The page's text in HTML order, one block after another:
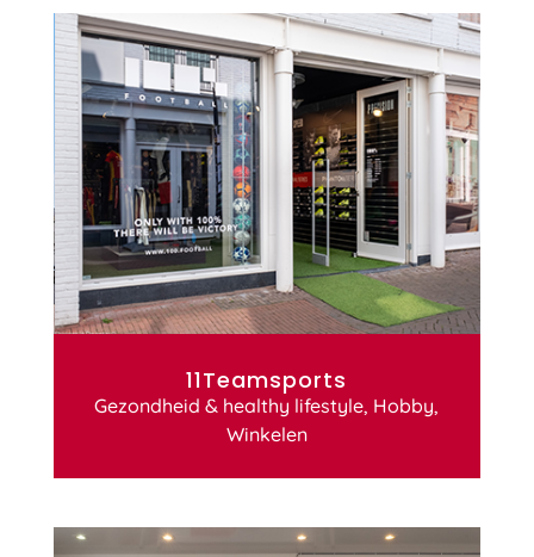
11Teamsports
Gezondheid & healthy lifestyle, Hobby,
Winkelen